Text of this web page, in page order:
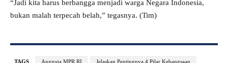
“Jadi kita harus berbangga menjadi warga Negara Indonesia,
bukan malah terpecah belah,” tegasnya. (Tim)
TAGS Anggota MPR RI Jelaskan Pentingnya 4 Pilar Kebangsaan